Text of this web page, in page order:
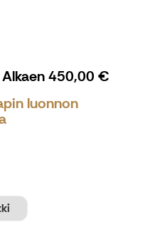
Alkaen450,00 €
luonnon